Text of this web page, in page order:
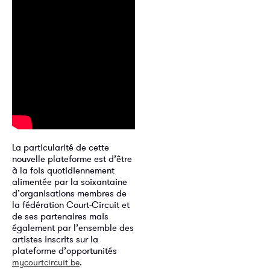
La particularité de cette
nouvelle plateforme est d’être
à la fois quotidiennement
alimentée par la soixantaine
d’organisations membres de
la fédération Court-Circuit et
de ses partenaires mais
également par l’ensemble des
artistes inscrits sur la
plateforme d’opportunités
mycourtcircuit.be.